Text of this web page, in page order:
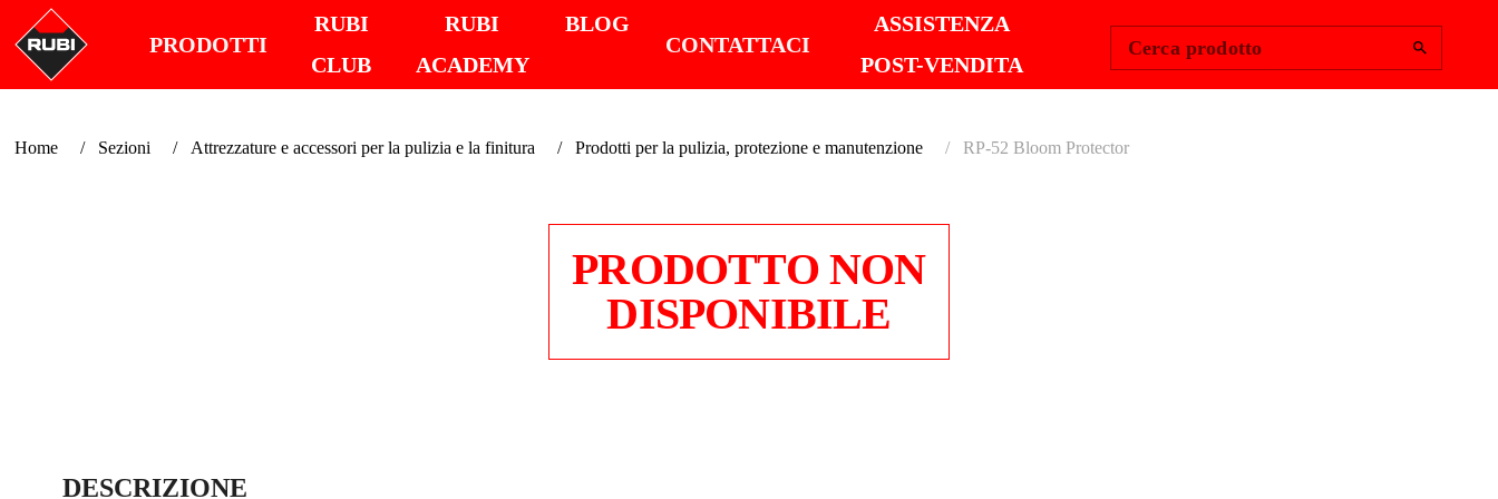
PRODOTTI
RUBI
CLUB
RUBI
ACADEMY
BLOG
CONTATTACI
ASSISTENZA
POST-VENDITA
Cerca prodotto
Home Sezioni Attrezzature e accessori per la pulizia e la finitura Prodotti per la pulizia, protezione e manutenzione RP-52 Bloom Protector
PRODOTTO NON
DISPONIBILE
DESCRIZIONE